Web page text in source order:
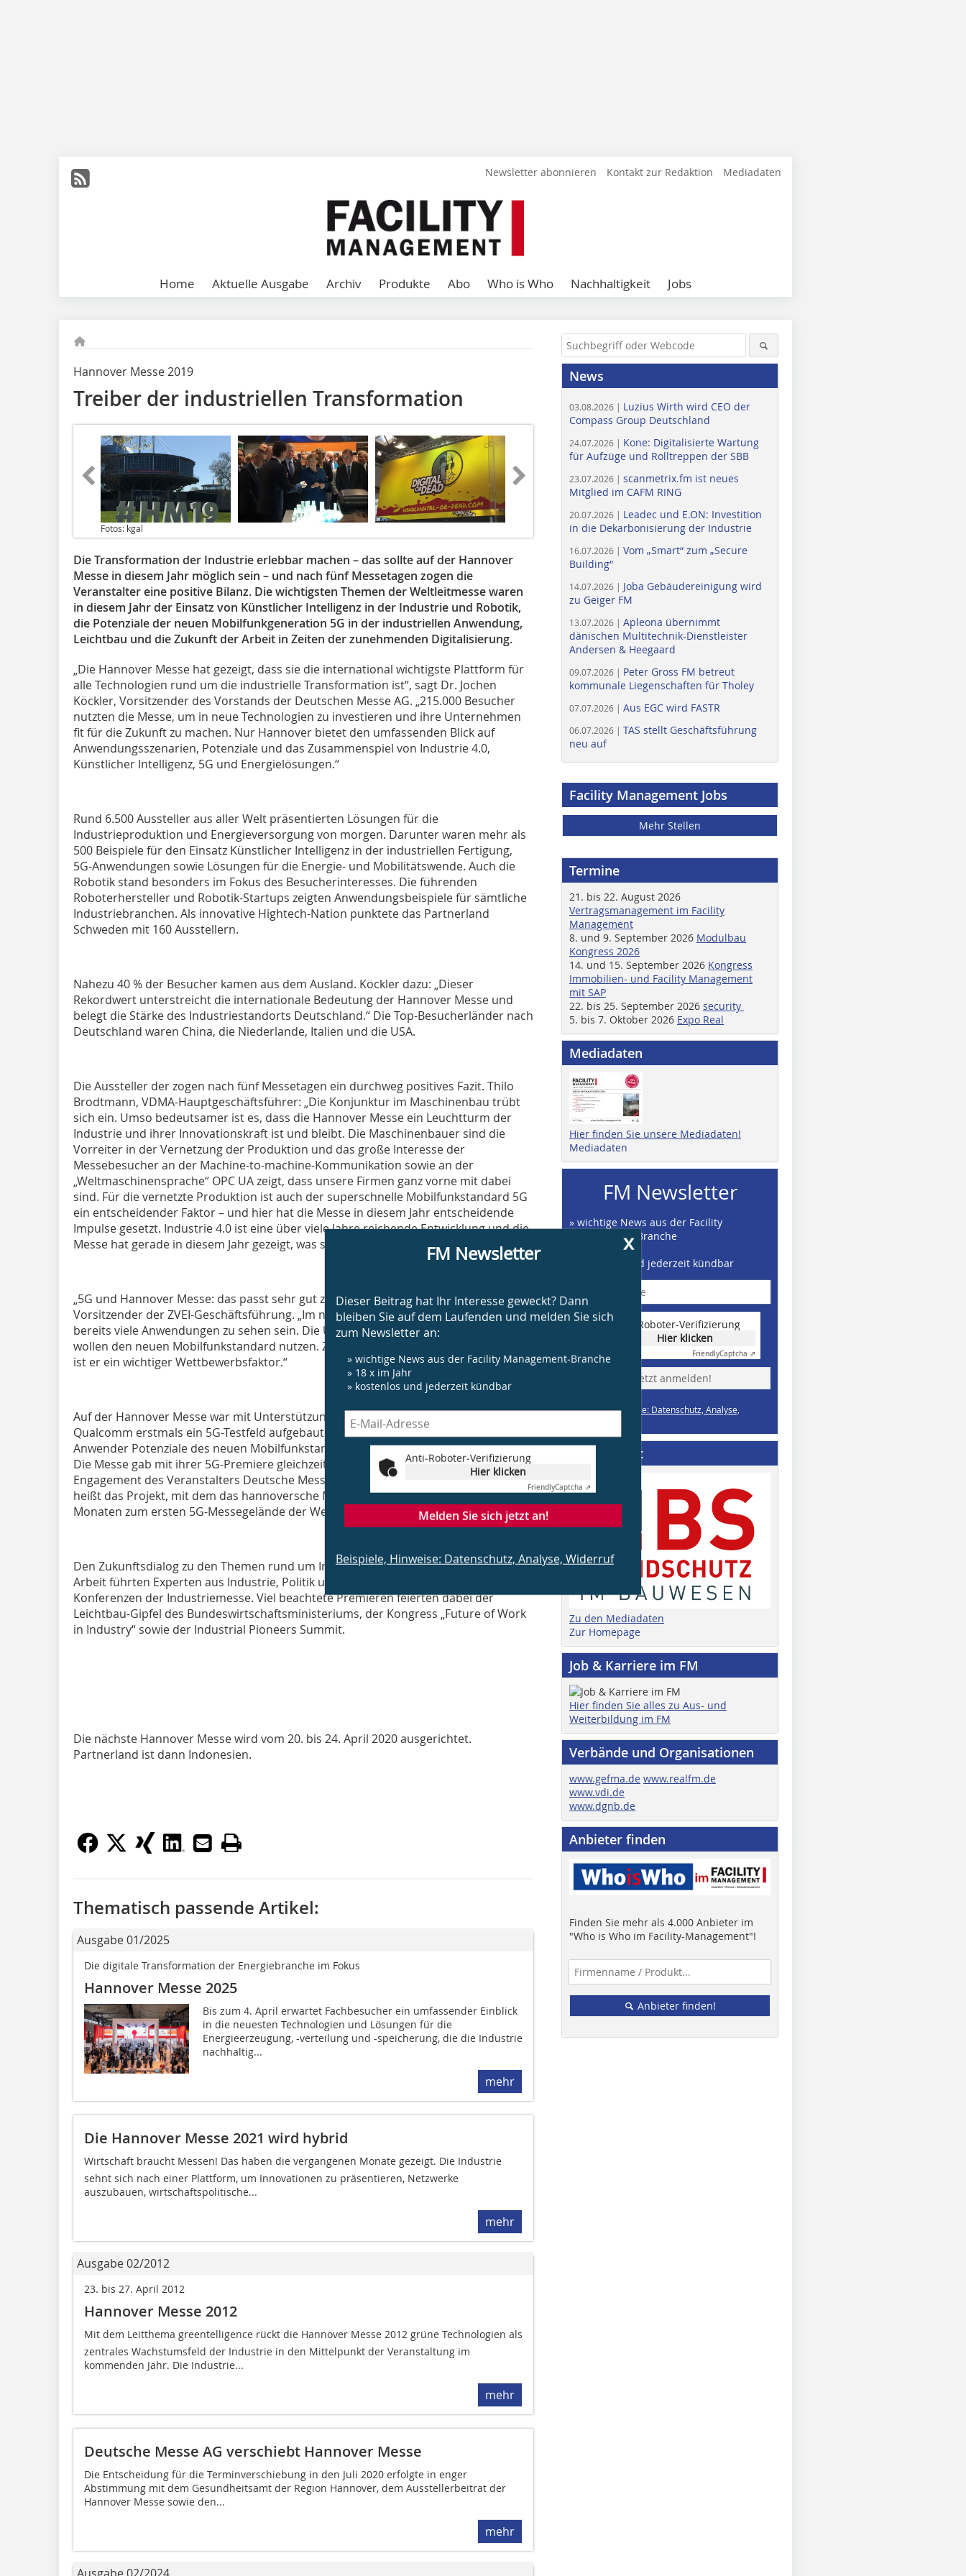
Newsletter abonnieren Kontakt zur Redaktion Mediadaten
Home Aktuelle Ausgabe Archiv Produkte Abo Who is Who Nachhaltigkeit Jobs
Hannover Messe 2019
Treiber der industriellen Transformation
Fotos: kgal
Die Transformation der Industrie erlebbar machen – das sollte auf der Hannover
Messe in diesem Jahr möglich sein – und nach fünf Messetagen zogen die
Veranstalter eine positive Bilanz. Die wichtigsten Themen der Weltleitmesse waren
in diesem Jahr der Einsatz von Künstlicher Intelligenz in der Industrie und Robotik,
die Potenziale der neuen Mobilfunkgeneration 5G in der industriellen Anwendung,
Leichtbau und die Zukunft der Arbeit in Zeiten der zunehmenden Digitalisierung.
„Die Hannover Messe hat gezeigt, dass sie die international wichtigste Plattform für
alle Technologien rund um die industrielle Transformation ist“, sagt Dr. Jochen
Köckler, Vorsitzender des Vorstands der Deutschen Messe AG. „215.000 Besucher
nutzten die Messe, um in neue Technologien zu investieren und ihre Unternehmen
fit für die Zukunft zu machen. Nur Hannover bietet den umfassenden Blick auf
Anwendungsszenarien, Potenziale und das Zusammenspiel von Industrie 4.0,
Künstlicher Intelligenz, 5G und Energielösungen.“
Rund 6.500 Aussteller aus aller Welt präsentierten Lösungen für die
Industrieproduktion und Energieversorgung von morgen. Darunter waren mehr als
500 Beispiele für den Einsatz Künstlicher Intelligenz in der industriellen Fertigung,
5G-Anwendungen sowie Lösungen für die Energie- und Mobilitätswende. Auch die
Robotik stand besonders im Fokus des Besucherinteresses. Die führenden
Roboterhersteller und Robotik-Startups zeigten Anwendungsbeispiele für sämtliche
Industriebranchen. Als innovative Hightech-Nation punktete das Partnerland
Schweden mit 160 Ausstellern.
Nahezu 40 % der Besucher kamen aus dem Ausland. Köckler dazu: „Dieser
Rekordwert unterstreicht die internationale Bedeutung der Hannover Messe und
belegt die Stärke des Industriestandorts Deutschland.“ Die Top-Besucherländer nach
Deutschland waren China, die Niederlande, Italien und die USA.
Die Aussteller der zogen nach fünf Messetagen ein durchweg positives Fazit. Thilo
Brodtmann, VDMA-Hauptgeschäftsführer: „Die Konjunktur im Maschinenbau trübt
sich ein. Umso bedeutsamer ist es, dass die Hannover Messe ein Leuchtturm der
Industrie und ihrer Innovationskraft ist und bleibt. Die Maschinenbauer sind die
Vorreiter in der Vernetzung der Produktion und das große Interesse der
Messebesucher an der Machine-to-machine-Kommunikation sowie an der
„Weltmaschinensprache“ OPC UA zeigt, dass unsere Firmen ganz vorne mit dabei
sind. Für die vernetzte Produktion ist auch der superschnelle Mobilfunkstandard 5G
ein entscheidender Faktor – und hier hat die Messe in diesem Jahr entscheidende
Impulse gesetzt. Industrie 4.0 ist eine über viele Jahre reichende Entwicklung und die
Messe hat gerade in diesem Jahr gezeigt, was schon alles erreicht ist.“
„5G und Hannover Messe: das passt sehr gut zusammen“, sagt Dr. Klaus Mittelbach,
Vorsitzender der ZVEI-Geschäftsführung. „Im nächsten Jahr werden auf der Messe
bereits viele Anwendungen zu sehen sein. Die Unternehmen der Elektroindustrie
wollen den neuen Mobilfunkstandard nutzen. Zusammen mit Künstlicher Intelligenz
ist er ein wichtiger Wettbewerbsfaktor.“
Auf der Hannover Messe war mit Unterstützung der Technikpartner Nokia und
Qualcomm erstmals ein 5G-Testfeld aufgebaut. Dort zeigten Netzausrüster und
Anwender Potenziale des neuen Mobilfunkstandards für die industrielle Nutzung auf.
Die Messe gab mit ihrer 5G-Premiere gleichzeitig den Startschuss für ein weiteres
Engagement des Veranstalters Deutsche Messe im Hinblick auf 5G. „Smart Venue“
heißt das Projekt, mit dem das hannoversche Messegelände in den kommenden
Monaten zum ersten 5G-Messegelände der Welt aufgerüstet wird.
Den Zukunftsdialog zu den Themen rund um Industrie 4.0, KI und die Zukunft der
Arbeit führten Experten aus Industrie, Politik und Forschung in den Foren und
Konferenzen der Industriemesse. Viel beachtete Premieren feierten dabei der
Leichtbau-Gipfel des Bundeswirtschaftsministeriums, der Kongress „Future of Work
in Industry“ sowie der Industrial Pioneers Summit.
Die nächste Hannover Messe wird vom 20. bis 24. April 2020 ausgerichtet.
Partnerland ist dann Indonesien.
x
FM Newsletter
Dieser Beitrag hat Ihr Interesse geweckt? Dann
bleiben Sie auf dem Laufenden und melden Sie sich
zum Newsletter an:
» wichtige News aus der Facility Management-Branche
» 18 x im Jahr
» kostenlos und jederzeit kündbar
Anti-Roboter-Verifizierung
Hier klicken
FriendlyCaptcha ⇗
Melden Sie sich jetzt an!
Beispiele, Hinweise: Datenschutz, Analyse, Widerruf
Thematisch passende Artikel:
Ausgabe 01/2025
Die digitale Transformation der Energiebranche im Fokus
Hannover Messe 2025
Bis zum 4. April erwartet Fachbesucher ein umfassender Einblick
in die neuesten Technologien und Lösungen für die
Energieerzeugung, -verteilung und -speicherung, die die Industrie
nachhaltig...
mehr
Die Hannover Messe 2021 wird hybrid
Wirtschaft braucht Messen! Das haben die vergangenen Monate gezeigt. Die Industrie
sehnt sich nach einer Plattform, um Innovationen zu präsentieren, Netzwerke
auszubauen, wirtschaftspolitische...
mehr
Ausgabe 02/2012
23. bis 27. April 2012
Hannover Messe 2012
Mit dem Leitthema greentelligence rückt die Hannover Messe 2012 grüne Technologien als
zentrales Wachstumsfeld der Industrie in den Mittelpunkt der Veranstaltung im
kommenden Jahr. Die Industrie...
mehr
Deutsche Messe AG verschiebt Hannover Messe
Die Entscheidung für die Terminverschiebung in den Juli 2020 erfolgte in enger
Abstimmung mit dem Gesundheitsamt der Region Hannover, dem Ausstellerbeitrat der
Hannover Messe sowie den...
mehr
News
03.08.2026 | Luzius Wirth wird CEO der
Compass Group Deutschland
24.07.2026 | Kone: Digitalisierte Wartung
für Aufzüge und Rolltreppen der SBB
23.07.2026 | scanmetrix.fm ist neues
Mitglied im CAFM RING
20.07.2026 | Leadec und E.ON: Investition
in die Dekarbonisierung der Industrie
16.07.2026 | Vom „Smart“ zum „Secure
Building“
14.07.2026 | Joba Gebäudereinigung wird
zu Geiger FM
13.07.2026 | Apleona übernimmt
dänischen Multitechnik-Dienstleister
Andersen & Heegaard
09.07.2026 | Peter Gross FM betreut
kommunale Liegenschaften für Tholey
07.07.2026 | Aus EGC wird FASTR
06.07.2026 | TAS stellt Geschäftsführung
neu auf
Facility Management Jobs
Mehr Stellen
Termine
21. bis 22. August 2026
Vertragsmanagement im Facility
Management
8. und 9. September 2026 Modulbau
Kongress 2026
14. und 15. September 2026 Kongress
Immobilien- und Facility Management
mit SAP
22. bis 25. September 2026 security
5. bis 7. Oktober 2026 Expo Real
Mediadaten
Hier finden Sie unsere Mediadaten!
Mediadaten
FM Newsletter
» wichtige News aus der Facility
Management-Branche
» 18 x im Jahr
» kostenlos und jederzeit kündbar
Anti-Roboter-Verifizierung
Hier klicken
FriendlyCaptcha ⇗
» Jetzt anmelden!
Beispiele, Hinweise: Datenschutz, Analyse,
Supplement
Zu den Mediadaten
Zur Homepage
Job & Karriere im FM
Hier finden Sie alles zu Aus- und
Weiterbildung im FM
Verbände und Organisationen
www.gefma.de www.realfm.de
www.vdi.de
www.dgnb.de
Anbieter finden
Finden Sie mehr als 4.000 Anbieter im
"Who is Who im Facility-Management"!
Anbieter finden!